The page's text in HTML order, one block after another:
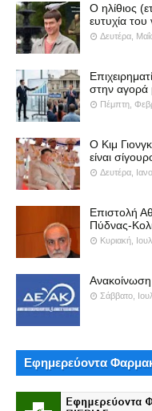
Ο ηλίθιος
ευτυχία του
Δευτέρα,
στην αγορά
Πέμπτη,
Ο Κιμ
είναι
Δευτέρα,
Επιστολή
Πύδνας-
Κυριακή,
Σάββατο,
Εφημερεύοντα